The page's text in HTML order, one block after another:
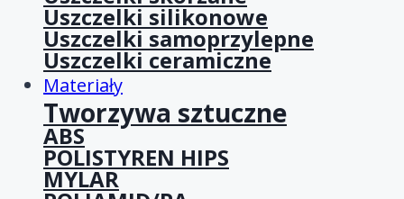
Uszczelki silikonowe
Uszczelki samoprzylepne
Uszczelki ceramiczne
Materiały
Tworzywa sztuczne
ABS
POLISTYREN HIPS
MYLAR